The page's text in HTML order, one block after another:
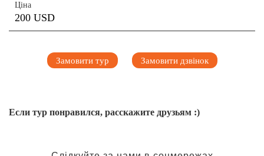
Ціна
200 USD
Замовити тур Замовити дзвінок
Если тур понравился, расскажите друзьям :)